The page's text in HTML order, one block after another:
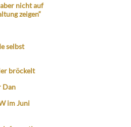
nicht auf
zeigen“
selbst
bröckelt
Dan
im Juni